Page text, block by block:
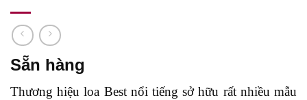
Sẵn hàng
Thương hiệu loa Best nổi tiếng sở hữu rất nhiều mẫu